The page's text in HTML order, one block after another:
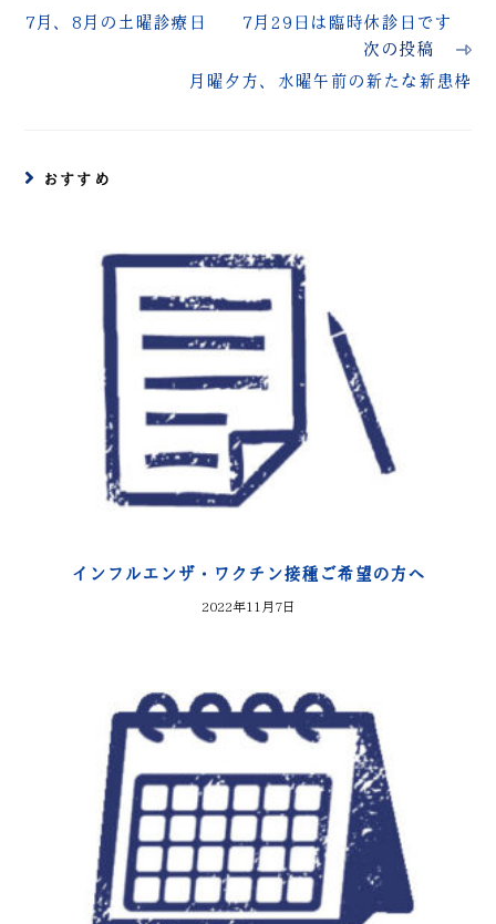
7月、8月の土曜診療日 7月29日は臨時休診日です
次の投稿
月曜夕方、水曜午前の新たな新患枠
おすすめ
インフルエンザ・ワクチン接種ご希望の方へ
2022年11月7日